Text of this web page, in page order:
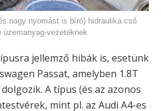
nagy nyomást is bíró) hidraulika cső
üzemanyag-vezetéknek
jellemző hibák is, esetünk
Passat, amelyben 1.8T
A típus (és az azonos
mint pl. az Audi A4-es